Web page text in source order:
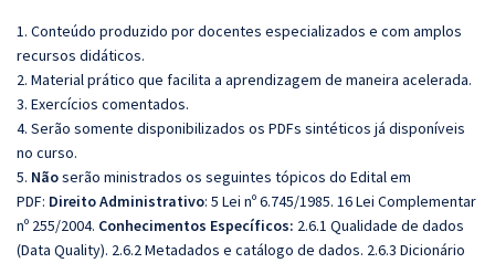
1. Conteúdo produzido por docentes especializados e com amplos
recursos didáticos.
2. Material prático que facilita a aprendizagem de maneira acelerada.
3. Exercícios comentados.
4. Serão somente disponibilizados os PDFs sintéticos já disponíveis
no curso.
5. Nãoserão ministrados os seguintes tópicos do Edital em
PDF: Direito Administrativo: 5 Lei nº 6.745/1985. 16 Lei Complementar
nº 255/2004. Conhecimentos Específicos: 2.6.1 Qualidade de dados
(Data Quality). 2.6.2 Metadados e catálogo de dados. 2.6.3 Dicionário